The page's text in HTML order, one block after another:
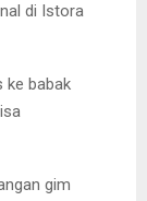
di Istora
ke babak
gim